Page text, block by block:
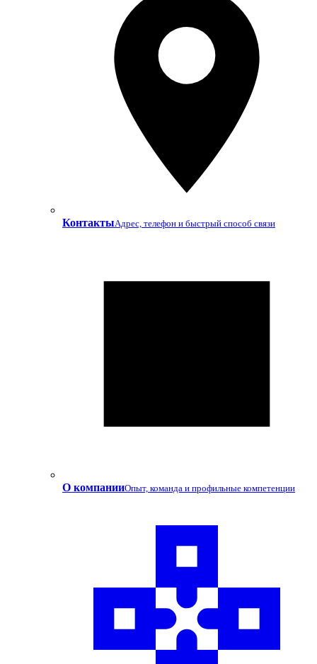
КонтактыАдрес, телефон и быстрый способ связи
О компанииОпыт, команда и профильные компетенции